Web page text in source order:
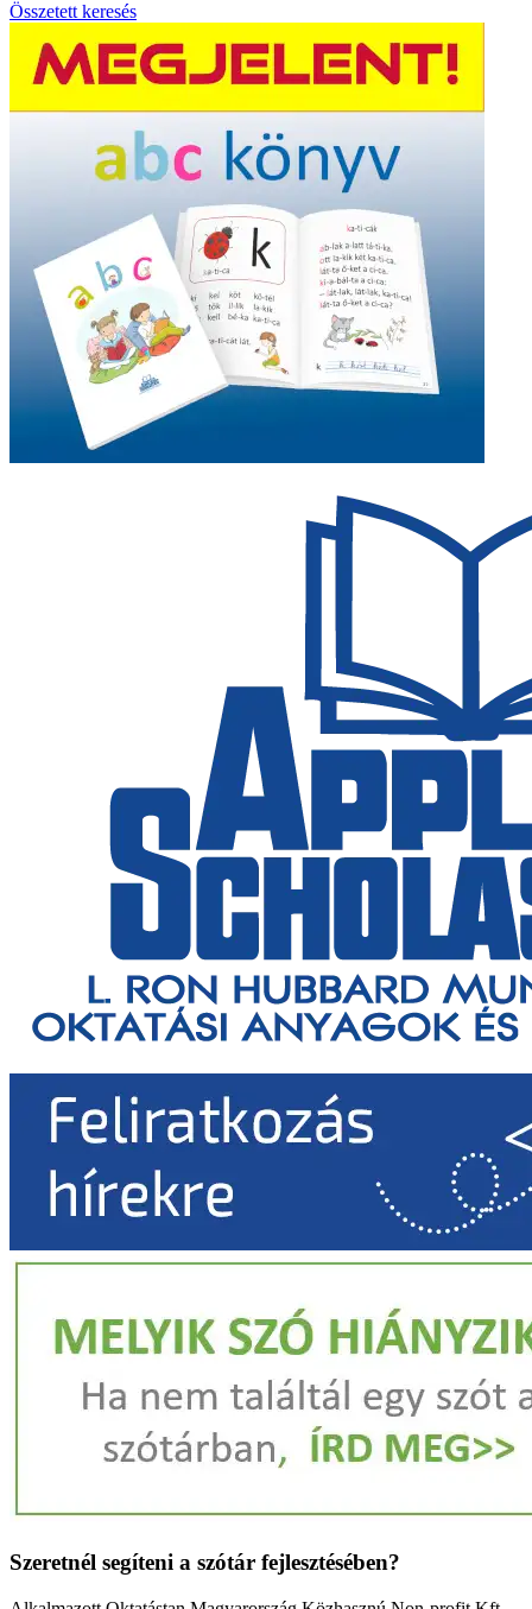
Összetett keresés
Szeretnél segíteni a szótár fejlesztésében?